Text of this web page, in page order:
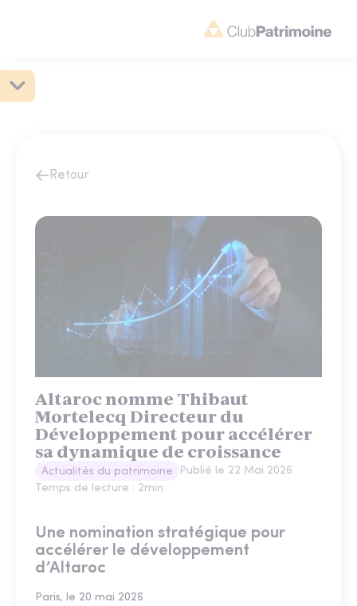
Retour
Altaroc nomme Thibaut
Mortelecq Directeur du
Développement pour accélérer
sa dynamique de croissance
Actualités du patrimoine Publié le 22 Mai 2026
Temps de lecture : 2min
Une nomination stratégique pour
accélérer le développement
d’Altaroc
Paris, le 20 mai 2026